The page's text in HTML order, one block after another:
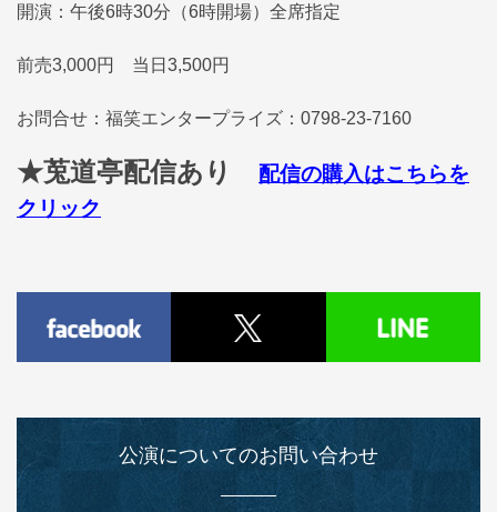
開演：午後6時30分（6時開場）全席指定
前売3,000円 当日3,500円
お問合せ：福笑エンタープライズ：0798-23-7160
★莵道亭配信あり
配信の購入はこちらを
クリック
公演についてのお問い合わせ